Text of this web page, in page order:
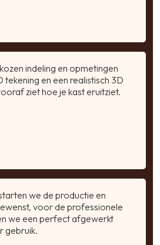
indeling en opmetingen
tekening en een realistisch 3D
ziet hoe je kast eruitziet.
we de productie en
voor de professionele
we een perfect afgewerkt
gebruik.